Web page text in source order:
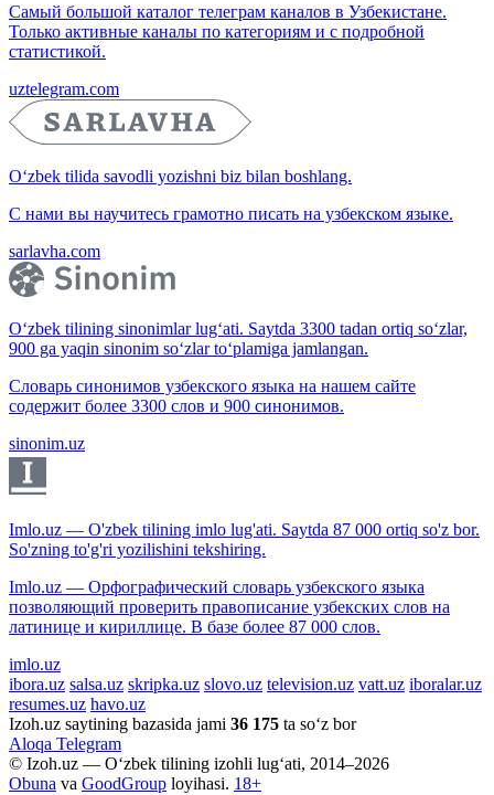
Самый большой каталог телеграм каналов в Узбекистане.
Только активные каналы по категориям и с подробной
статистикой.
uztelegram.com
O‘zbek tilida savodli yozishni biz bilan boshlang.
С нами вы научитесь грамотно писать на узбекском языке.
sarlavha.com
O‘zbek tilining sinonimlar lug‘ati. Saytda 3300 tadan ortiq so‘zlar,
900 ga yaqin sinonim so‘zlar to‘plamiga jamlangan.
Словарь синонимов узбекского языка на нашем сайте
содержит более 3300 слов и 900 синонимов.
sinonim.uz
Imlo.uz — O'zbek tilining imlo lug'ati. Saytda 87 000 ortiq so'z bor.
So'zning to'g'ri yozilishini tekshiring.
Imlo.uz — Орфографический словарь узбекского языка
позволяющий проверить правописание узбекских слов на
латинице и кириллице. В базе более 87 000 слов.
imlo.uz
ibora.uz salsa.uz skripka.uz slovo.uz television.uz vatt.uz iboralar.uz
resumes.uz havo.uz
Izoh.uz saytining bazasida jami 36 175 ta so‘z bor
Aloqa Telegram
© Izoh.uz — O‘zbek tilining izohli lug‘ati, 2014–2026
Obuna va GoodGroup loyihasi. 18+